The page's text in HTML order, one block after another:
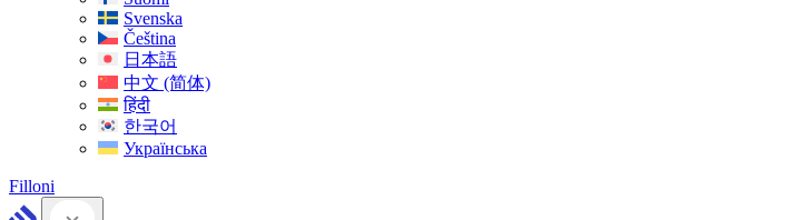
Svenska
Čeština
日本語
中文 (简体)
हिंदी
한국어
Українська
Filloni